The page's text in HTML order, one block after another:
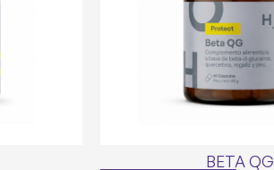
BETA QG